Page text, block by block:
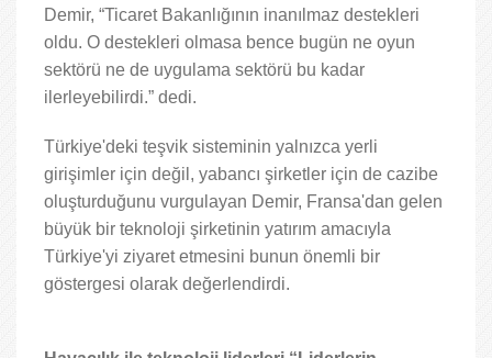
Demir, “Ticaret Bakanlığının inanılmaz destekleri
oldu. O destekleri olmasa bence bugün ne oyun
sektörü ne de uygulama sektörü bu kadar
ilerleyebilirdi.” dedi.
Türkiye'deki teşvik sisteminin yalnızca yerli
girişimler için değil, yabancı şirketler için de cazibe
oluşturduğunu vurgulayan Demir, Fransa'dan gelen
büyük bir teknoloji şirketinin yatırım amacıyla
Türkiye'yi ziyaret etmesini bunun önemli bir
göstergesi olarak değerlendirdi.